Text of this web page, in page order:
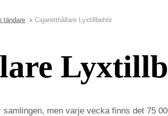
tändare Cigaretthållare Lyxtillbehör
men varje vecka finns det 75